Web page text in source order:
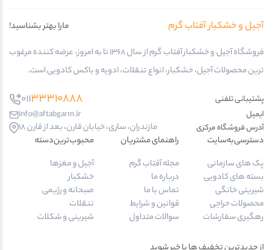
آجیل و خشکبار آفتاب گرم
مارا بهتر بشناسید!
فروشگاه آجیل و خشکبار آفتاب گرم از سال 1368 تا به امروز، عرضه کننده مرغوب
ترین محصولات آجیل، خشکبار، انواع تنقلات، ادویه و باکس کادویی است.
پشتیبانی تلفنی 01133310888
ایمیل
info@aftabgarm.ir
آدرس‌ فروشگاه مرکزی
مازندران، ساری، خیابان قارن، بعد از قارن 18
دسترسی‌به‌سایت
پک های سازمانی
بسته های کادویی
شیرینی خانگی
محصولات حراجی
رهگیری سفارشات
راهنمای مشتریان
مجله آفتاب گرم
درباره ما
تماس با ما
قوانین و شرایط
سوالات متداول
محبوب‌ترین‌دسته‌
آجیل و مغزها
خشکبار
صبحانه و رژیمی
تنقلات
شیرینی و شکلات